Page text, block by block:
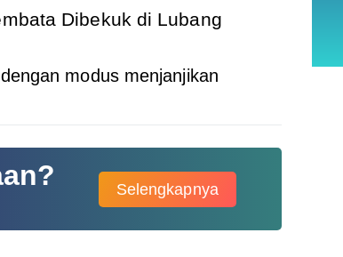
Dibekuk di Lubang
modus menjanjikan
Selengkapnya